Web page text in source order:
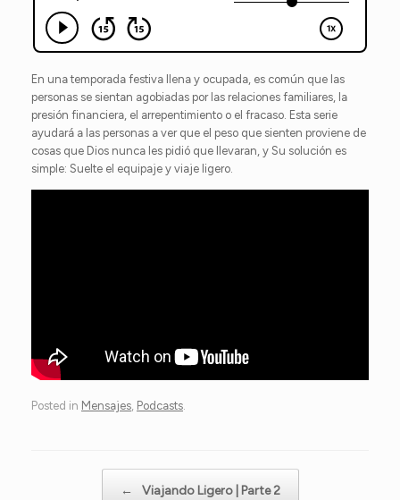
En una temporada festiva llena y ocupada, es común que las
personas se sientan agobiadas por las relaciones familiares, la
presión financiera, el arrepentimiento o el fracaso. Esta serie
ayudará a las personas a ver que el peso que sienten proviene de
cosas que Dios nunca les pidió que llevaran, y Su solución es
simple: Suelte el equipaje y viaje ligero.
Posted in Mensajes, Podcasts.
← Viajando Ligero | Parte 2